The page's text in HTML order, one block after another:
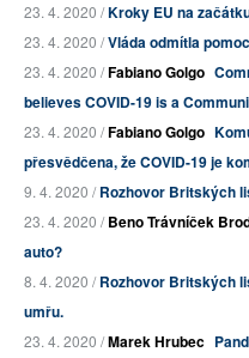
23. 4. 2020 /Kroky EU na
23. 4. 2020 /Vláda odmítla
23. 4. 2020 /Fabiano Golgo
believes COVID-19 is a
23. 4. 2020 /Fabiano Golgo
přesvědčena, že COVID-19 je
9. 4. 2020 /Rozhovor Britských
23. 4. 2020 /Beno Trávníček
auto?
8. 4. 2020 /Rozhovor Britských
umřu.
23. 4. 2020 /Marek Hrubec